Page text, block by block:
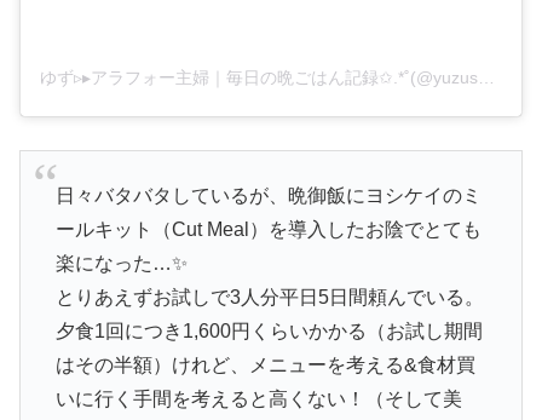
日々バタバタしているが、晩御飯にヨシケイのミ
ールキット（Cut Meal）を導入したお陰でとても
楽になった…✨
とりあえずお試しで3人分平日5日間頼んでいる。
夕食1回につき1,600円くらいかかる（お試し期間
はその半額）けれど、メニューを考える&食材買
いに行く手間を考えると高くない！（そして美